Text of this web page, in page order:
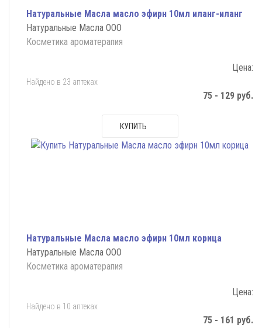
Натуральные Масла масло эфирн 10мл иланг-иланг
Натуральные Масла ООО
Косметика ароматерапия
Цена:
Найдено в 23 аптеках
75 - 129 руб.
КУПИТЬ
Натуральные Масла масло эфирн 10мл корица
Натуральные Масла ООО
Косметика ароматерапия
Цена:
Найдено в 10 аптеках
75 - 161 руб.